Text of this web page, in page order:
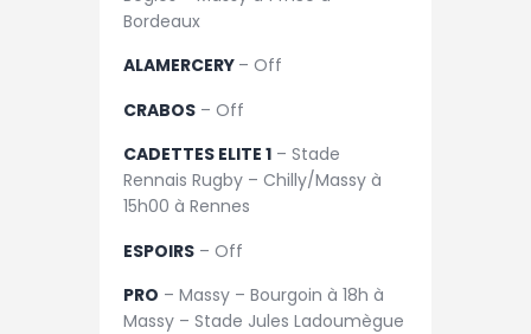
Bordeaux
ALAMERCERY – Off
CRABOS – Off
CADETTES ELITE 1 – Stade
Rennais Rugby – Chilly/Massy à
15h00 à Rennes
ESPOIRS – Off
PRO – Massy – Bourgoin à 18h à
Massy – Stade Jules Ladoumègue